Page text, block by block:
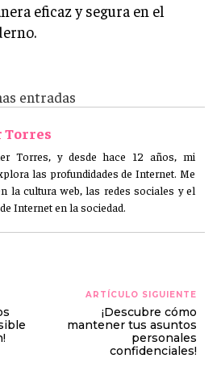
eficaz y segura en el
entradas
Torres
Torres, y desde hace 12 años, mi
las profundidades de Internet. Me
la cultura web, las redes sociales y el
Internet en la sociedad.
ARTÍCULO SIGUIENTE
¡Descubre cómo
mantener tus asuntos
personales
confidenciales!